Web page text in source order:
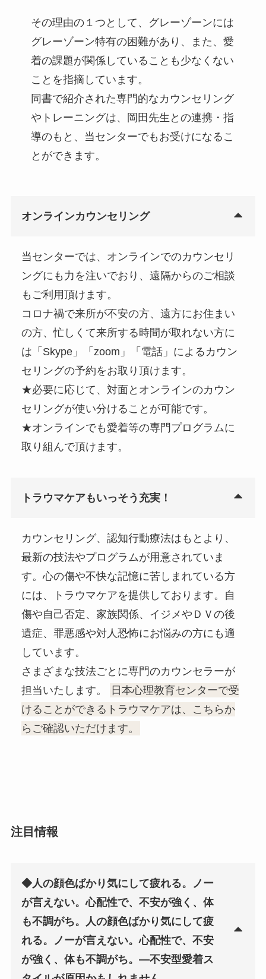
その理由の１つとして、グレーゾーンには
グレーゾーン特有の困難があり、また、愛
着の課題が関係していることも少なくない
ことを指摘しています。
同書で紹介された専門的なカウンセリング
やトレーニングは、岡田先生との連携・指
導のもと、当センターでもお受けになるこ
とができます。
オンラインカウンセリング
当センターでは、オンラインでのカウンセリ
ングにも力を注いでおり、遠隔からのご相談
もご利用頂けます。
コロナ禍で来所が不安の方、遠方にお住まい
の方、忙しくて来所する時間が取れない方に
は「Skype」「zoom」「電話」によるカウン
セリングの予約をお取り頂けます。
★必要に応じて、対面とオンラインのカウン
セリングが使い分けることが可能です。
★オンラインでも愛着等の専門プログラムに
取り組んで頂けます。
トラウマケアもいっそう充実！
カウンセリング、認知行動療法はもとより、
最新の技法やプログラムが用意されていま
す。心の傷や不快な記憶に苦しまれている方
には、トラウマケアを提供しております。自
傷や自己否定、家族関係、イジメやＤＶの後
遺症、罪悪感や対人恐怖にお悩みの方にも適
しています。
さまざまな技法ごとに専門のカウンセラーが
担当いたします。
日本心理教育センターで受
けることができるトラウマケアは、こちらか
らご確認いただけます。
注目情報
◆人の顔色ばかり気にして疲れる。ノー
が言えない。心配性で、不安が強く、体
も不調がち。人の顔色ばかり気にして疲
れる。ノーが言えない。心配性で、不安
が強く、体も不調がち。―不安型愛着ス